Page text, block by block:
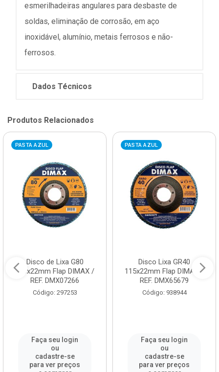
esmerilhadeiras angulares para desbaste de
soldas, eliminação de corrosão, em aço
inoxidável, alumínio, metais ferrosos e não-
ferrosos.
Dados Técnicos
Produtos Relacionados
PASTA AZUL
Disco de Lixa G80
178x22mm Flap DIMAX /
REF. DMX07266
Código: 297253
Faça seu login
ou
cadastre-se
para ver preços
PASTA AZUL
Disco Lixa GR40
115x22mm Flap DIMAX /
REF. DMX65679
Código: 938944
Faça seu login
ou
cadastre-se
para ver preços